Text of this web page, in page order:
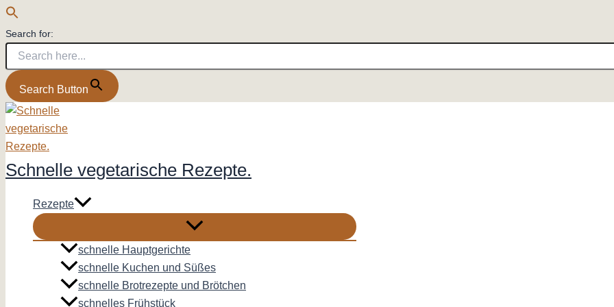
Search for:
Search Button
Zum
Inhalt
springen
Schnelle vegetarische Rezepte.
Rezepte
schnelle Hauptgerichte
schnelle Kuchen und Süßes
schnelle Brotrezepte und Brötchen
schnelles Frühstück